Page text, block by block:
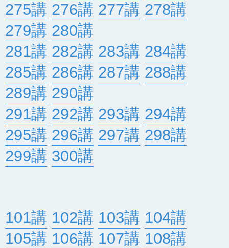
275講 276講 277講 278講
279講 280講
281講 282講 283講 284講
285講 286講 287講 288講
289講 290講
291講 292講 293講 294講
295講 296講 297講 298講
299講 300講
101講 102講 103講 104講
105講 106講 107講 108講